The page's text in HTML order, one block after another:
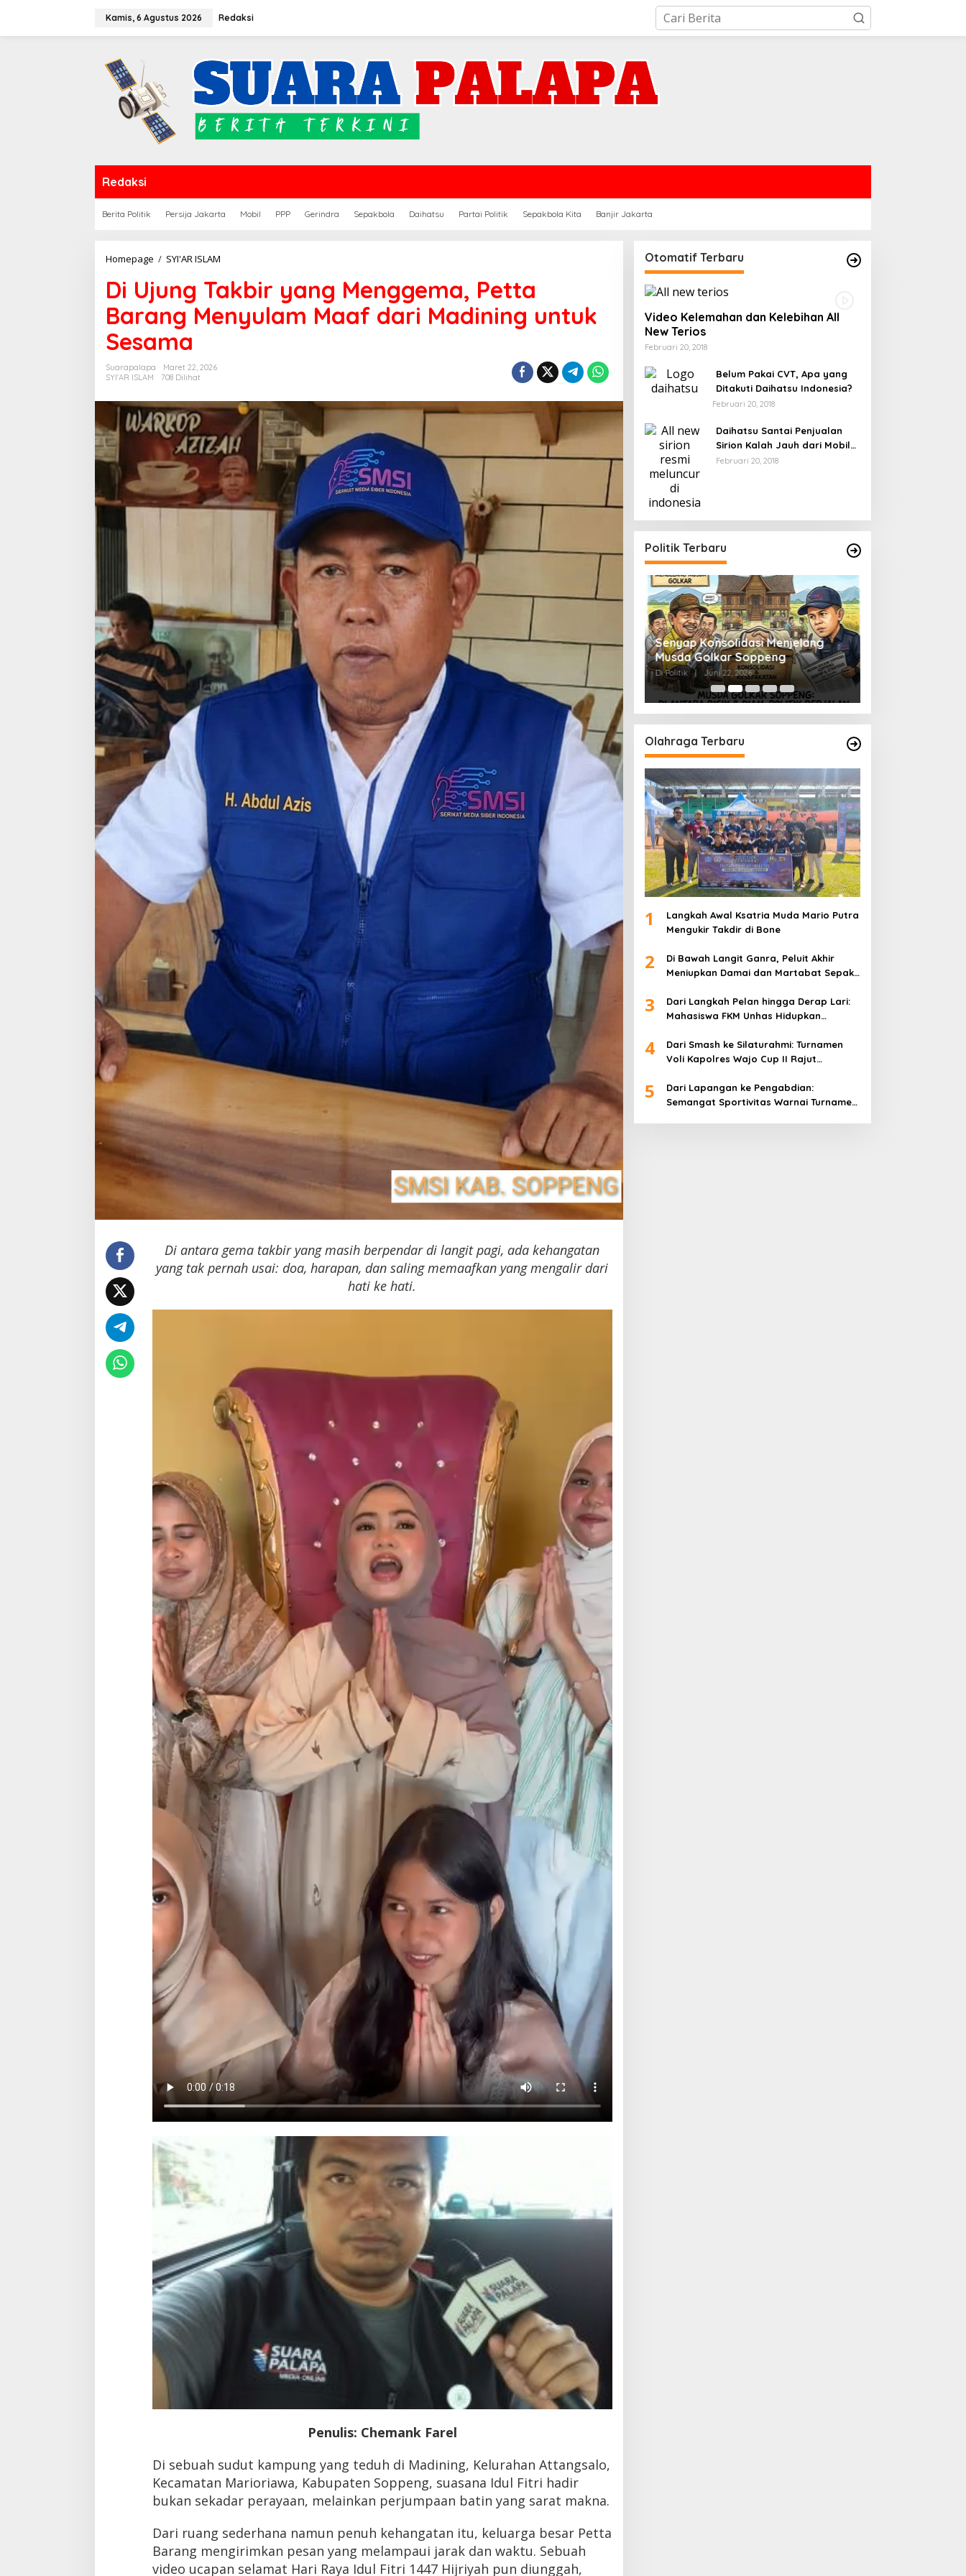
konten
Kamis, 6 Agustus 2026 Redaksi
Redaksi
Berita Politik Persija Jakarta Mobil PPP Gerindra Sepakbola Daihatsu Partai Politik Sepakbola Kita Banjir Jakarta
Homepage / SYI'AR ISLAM
Takbir
yang
Menggema,
Petta
Madining
untuk
Sesama
Di Ujung Takbir yang Menggema, Petta
Barang Menyulam Maaf dari Madining untuk
Sesama
Suarapalapa
Maret 22, 2026
SYI'AR ISLAM
708 Dilihat
Di antara gema takbir yang masih berpendar di langit pagi, ada kehangatan
yang tak pernah usai: doa, harapan, dan saling memaafkan yang mengalir dari
hati ke hati.
Penulis: Chemank Farel
Di sebuah sudut kampung yang teduh di Madining, Kelurahan Attangsalo,
Kecamatan Marioriawa, Kabupaten Soppeng, suasana Idul Fitri hadir
bukan sekadar perayaan, melainkan perjumpaan batin yang sarat makna.
Dari ruang sederhana namun penuh kehangatan itu, keluarga besar Petta
Barang mengirimkan pesan yang melampaui jarak dan waktu. Sebuah
video ucapan selamat Hari Raya Idul Fitri 1447 Hijriyah pun diunggah,
Otomatif Terbaru
Video Kelemahan dan Kelebihan All
New Terios
Februari 20, 2018
Belum Pakai CVT, Apa yang
Ditakuti Daihatsu Indonesia?
Februari 20, 2018
Daihatsu Santai Penjualan
Sirion Kalah Jauh dari Mobil
LCGC
Februari 20, 2018
Politik Terbaru
Menanti Penerus Beringin di Bumi
Latemmamala
Di Politik | Juni 22, 2026
Senyap Konsolidasi Menjelang
Musda Golkar Soppeng
Di Politik | Juni 22, 2026
Olahraga Terbaru
1
Langkah Awal Ksatria Muda Mario Putra
Mengukir Takdir di Bone
2
Di Bawah Langit Ganra, Peluit Akhir
Meniupkan Damai dan Martabat Sepak
3
Dari Langkah Pelan hingga Derap Lari:
Mahasiswa FKM Unhas Hidupkan
4
Dari Smash ke Silaturahmi: Turnamen
Voli Kapolres Wajo Cup II Rajut
80
5
Dari Lapangan ke Pengabdian:
Semangat Sportivitas Warnai Turnamen